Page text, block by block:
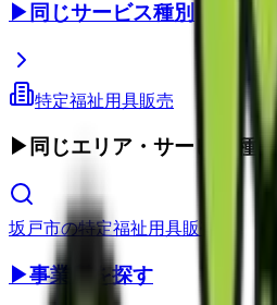
▶ 同じサービス種別
特定福祉用具販売
▶ 同じエリア・サービス種別
坂戸市の特定福祉用具販売
▶事業所を探す